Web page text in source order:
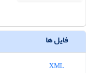
فایل ها